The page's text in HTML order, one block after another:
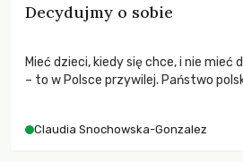
Decydujmy o sobie
Mieć dzieci, kiedy się chce, i nie mieć
– to w Polsce przywilej. Państwo
Claudia Snochowska-Gonzalez